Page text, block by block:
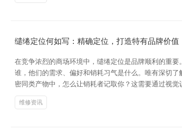
缱绻定位何如写：精确定位，打造特有品牌价值
在竞争浓烈的商场环境中，缱绻定位是品牌顺利的重
谁，他们的需求、偏好和销耗习气是什么。唯有深切
密同类产物中，怎么让销耗者记取你？这需要通过视
维修资讯